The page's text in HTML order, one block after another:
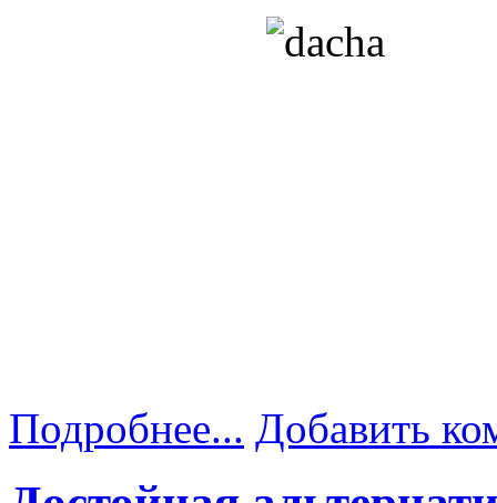
Подробнее... Добавить